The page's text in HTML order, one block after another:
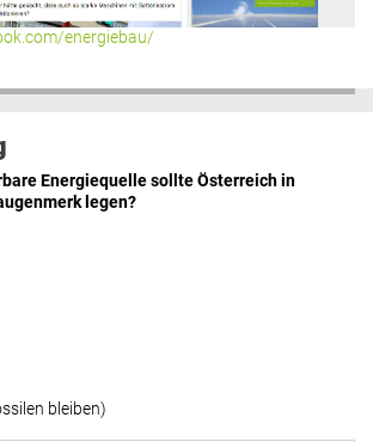
energiebau/
Energiequelle sollte Österreich in
legen?
bleiben)